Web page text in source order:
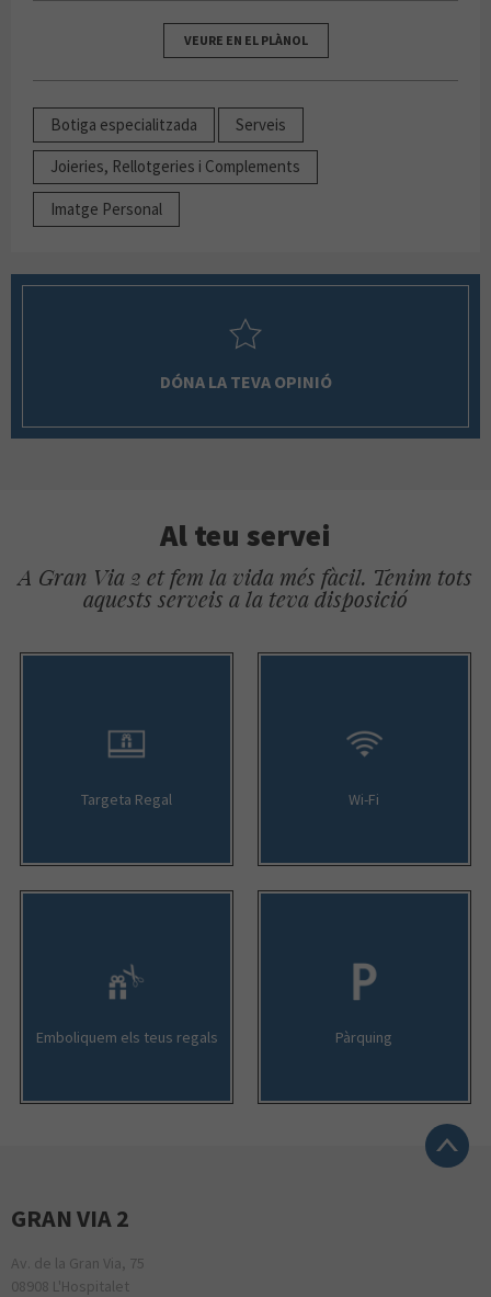
VEURE EN EL PLÀNOL
Botiga especialitzada Serveis
Joieries, Rellotgeries i Complements
Imatge Personal
DÓNA LA TEVA OPINIÓ
Al teu servei
A Gran Via 2 et fem la vida més fàcil. Tenim tots
aquests serveis a la teva disposició
Targeta Regal Wi-Fi
Emboliquem els teus regals Pàrquing
GRAN VIA 2
Av. de la Gran Via, 75
08908 L'Hospitalet